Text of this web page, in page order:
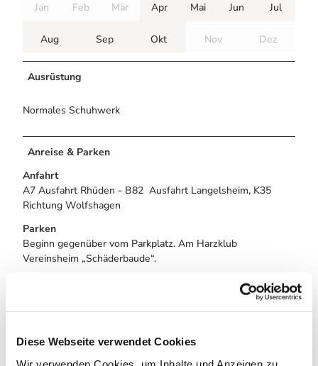
Diese Webseite verwendet Cookies
Jan Feb Mär Apr Mai Jun Jul
Aug Sep Okt Nov Dez
Ausrüstung
Normales Schuhwerk
Anreise & Parken
Anfahrt
A7 Ausfahrt Rhüden - B82 Ausfahrt Langelsheim, K35
Richtung Wolfshagen
Parken
Beginn gegenüber vom Parkplatz. Am Harzklub
Vereinsheim „Schäderbaude“.
Haltestelle - Ortsausgang Wolfshagen „Schäderbaude“
Tourist-Information Wolfshagen